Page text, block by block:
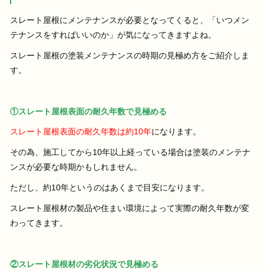
スレート屋根にメンテナンスが必要となってくると、「いつメン
テナンスをすればいいのか」が気になってきますよね。
スレート屋根の塗装メンテナンスの時期の見極め方をご紹介しま
す。
①スレート屋根表面の耐久年数で見極める
スレート屋根表面の耐久年数は約10年になります。
その為、施工してから10年以上経っている場合は塗装のメンテナ
ンスが必要な時期かもしれません。
ただし、約10年というのはあくまで目安になります。
スレート屋根材の製品や住まい環境によって実際の耐久年数が変
わってきます。
②スレート屋根材の劣化状況で見極める